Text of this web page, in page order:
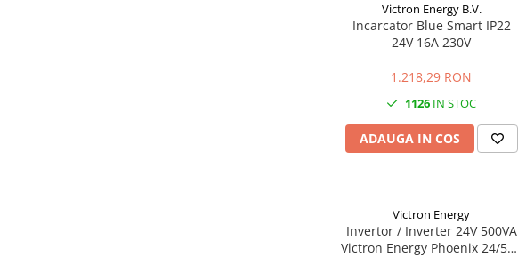
Victron Energy B.V.
Incarcator Blue Smart IP22
24V 16A 230V
1.218,29 RON
1126 IN STOC
ADAUGA IN COS
Victron Energy
Invertor / Inverter 24V 500VA
Victron Energy Phoenix 24/500